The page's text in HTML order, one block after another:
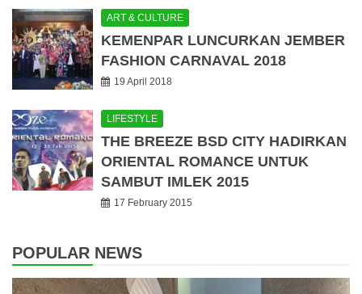
ART & CULTURE
KEMENPAR LUNCURKAN JEMBER
FASHION CARNAVAL 2018
19 April 2018
LIFESTYLE
THE BREEZE BSD CITY HADIRKAN
ORIENTAL ROMANCE UNTUK
SAMBUT IMLEK 2015
17 February 2015
POPULAR NEWS